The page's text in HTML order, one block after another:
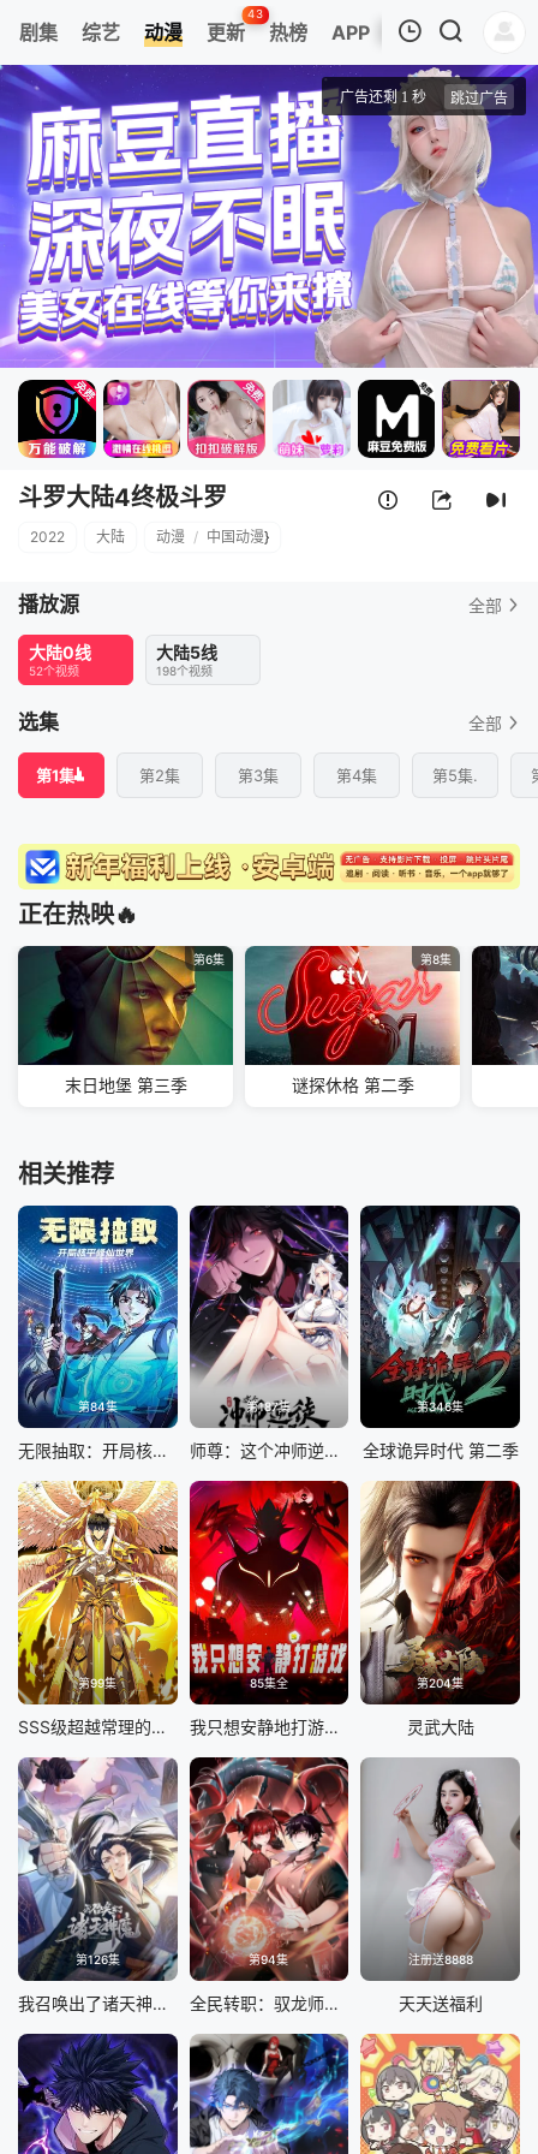
剧集 综艺 动漫 更新
43
热榜 APP
我的观影记录
第1集
斗罗大陆4终极斗罗
清空
斗罗大陆4终极斗罗
2022 大陆 动漫 / 中国动漫}
播放源 全部
大陆0线
52个视频
大陆5线
198个视频
选集 全部
第1集 第2集 第3集 第4集 第5集.
正在热映🔥
第6集
末日地堡 第三季
第8集
谜探休格 第二季
相关推荐
第84集
无限抽取：开局核平修仙世界
第187集
师尊：这个冲师逆徒才不是圣子 动态漫画
第346集
全球诡异时代 第二季
第99集
SSS级超越常理的圣骑士 动态漫画
85集全
我只想安静地打游戏 动态漫画
第204集
灵武大陆
第126集
我召唤出了诸天神魔 动态漫画 第一季
第94集
全民转职：驭龙师是最弱职业 动态漫画
注册送8888
天天送福利